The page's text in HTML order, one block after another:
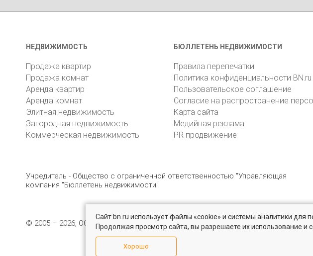
НЕДВИЖИМОСТЬ
Продажа квартир
Продажа комнат
Аренда квартир
Аренда комнат
Элитная недвижимость
Загородная недвижимость
Коммерческая недвижимость
БЮЛЛЕТЕНЬ НЕДВИЖИМОСТИ
Правила перепечатки
Политика конфиденциальности BN.ru
Пользовательское соглашение
Согласие на распространение
Карта сайта
Медийная реклама
PR продвижение
Учредитель - Общество с ограниченной ответственностью "Управляющая
компания "Бюллетень недвижимости"
© 2005 – 2026, ООО «УК «БН» 8 (812) 331-93-56 196105, Санкт-Петербург,
Сайт bn.ru использует файлы «cookie» и системы аналитики для
Продолжая просмотр сайта, вы разрешаете их использование и
Хорошо